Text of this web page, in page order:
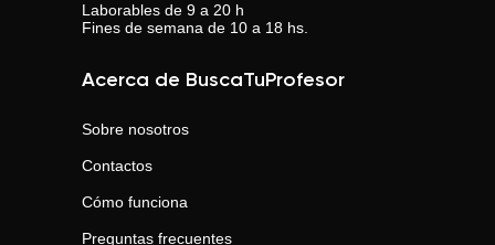
Laborables de 9 a 20 h
Fines de semana de 10 a 18 hs.
Acerca de BuscaTuProfesor
Sobre nosotros
Contactos
Cómo funciona
Preguntas frecuentes